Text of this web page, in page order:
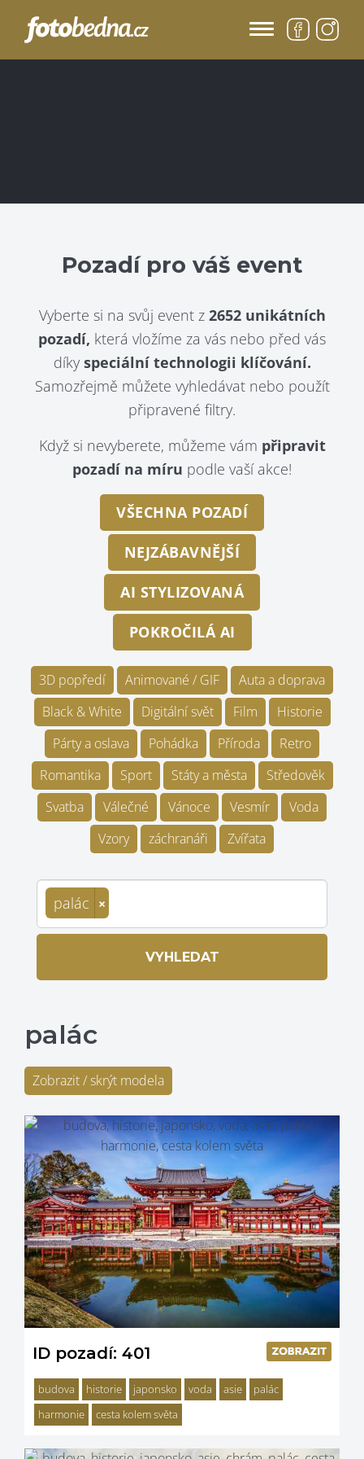
Pozadí pro váš event
Vyberte si na svůj event z 2652 unikátních
pozadí, která vložíme za vás nebo před vás
díky speciální technologii klíčování.
Samozřejmě můžete vyhledávat nebo použít
připravené filtry.
Když si nevyberete, můžeme vám připravit
pozadí na míru podle vaší akce!
VŠECHNA POZADÍ
NEJZÁBAVNĚJŠÍ
AI STYLIZOVANÁ
POKROČILÁ AI
3D popředí Animované / GIF
Auta a doprava
Black & White
Digitální svět Film
Historie
Párty a oslava
Pohádka Příroda
Retro
Romantika
Sport Státy a města
Středověk
Svatba
Válečné Vánoce Vesmír
Voda
Vzory
záchranáři Zvířata
palác ×
VYHLEDAT
palác
Zobrazit / skrýt modela
ID pozadí: 401
budova historie japonsko voda asie
palác
harmonie
cesta kolem světa